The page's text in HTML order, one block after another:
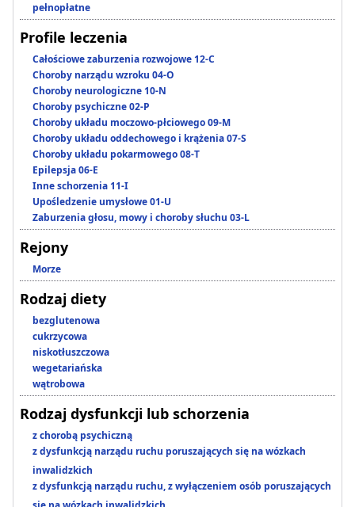
pełnopłatne
Profile leczenia
Całościowe zaburzenia rozwojowe 12-C
Choroby narządu wzroku 04-O
Choroby neurologiczne 10-N
Choroby psychiczne 02-P
Choroby układu moczowo-płciowego 09-M
Choroby układu oddechowego i krążenia 07-S
Choroby układu pokarmowego 08-T
Epilepsja 06-E
Inne schorzenia 11-I
Upośledzenie umysłowe 01-U
Zaburzenia głosu, mowy i choroby słuchu 03-L
Rejony
Morze
Rodzaj diety
bezglutenowa
cukrzycowa
niskotłuszczowa
wegetariańska
wątrobowa
Rodzaj dysfunkcji lub schorzenia
z chorobą psychiczną
z dysfunkcją narządu ruchu poruszających się na wózkach
inwalidzkich
z dysfunkcją narządu ruchu, z wyłączeniem osób poruszających